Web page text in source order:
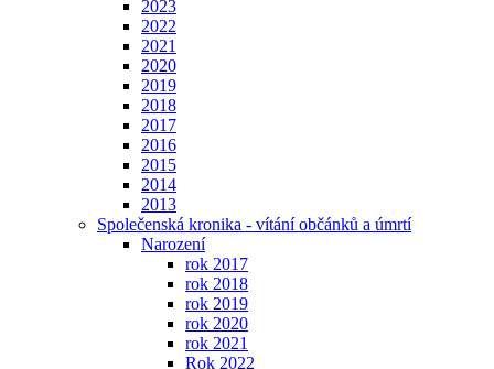
2023
2022
2021
2020
2019
2018
2017
2016
2015
2014
2013
Společenská kronika - vítání občánků a úmrtí
Narození
rok 2017
rok 2018
rok 2019
rok 2020
rok 2021
Rok 2022